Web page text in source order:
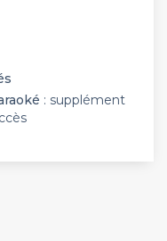
: supplément